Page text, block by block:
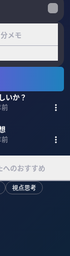
メモ
いか？
前
前
へのおすすめ
視点思考